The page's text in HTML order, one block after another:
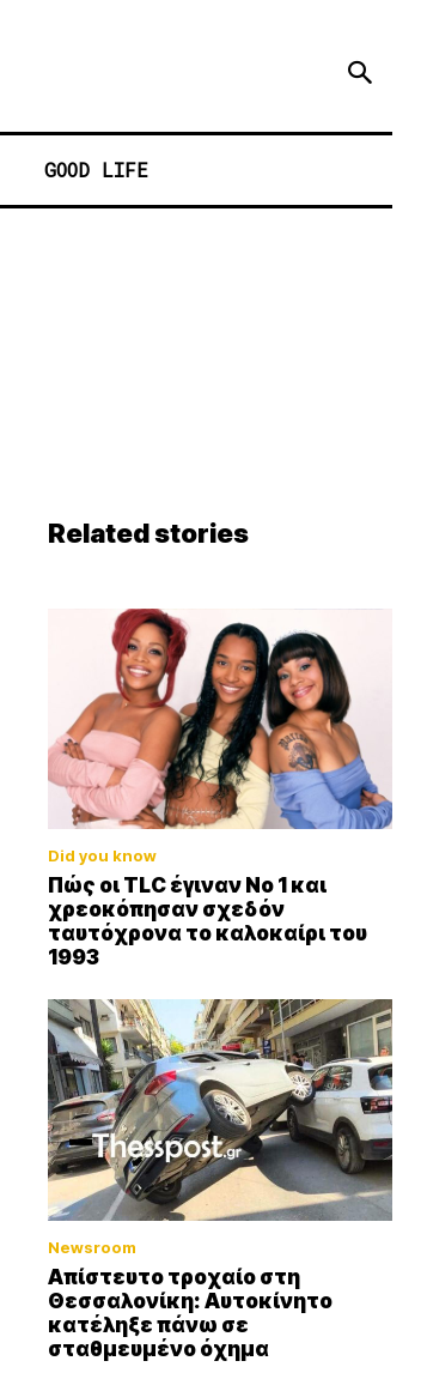
GOOD LIFE
Related stories
Did you know
Πώς οι TLC έγιναν Νο 1 και
χρεοκόπησαν σχεδόν
ταυτόχρονα το καλοκαίρι του
1993
Newsroom
Απίστευτο τροχαίο στη
Θεσσαλονίκη: Αυτοκίνητο
κατέληξε πάνω σε
σταθμευμένο όχημα